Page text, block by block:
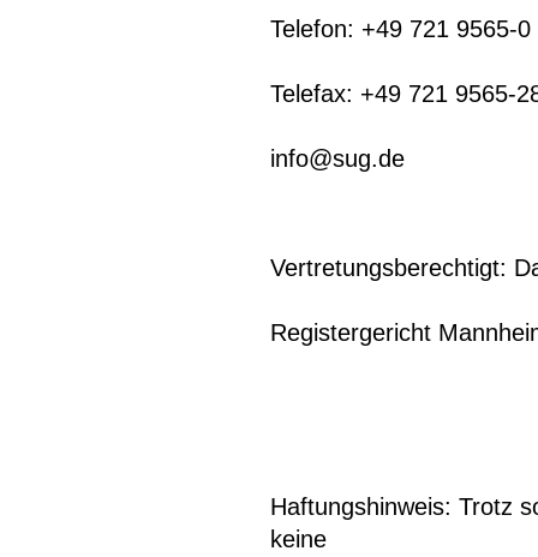
Telefon: +49 721 9565-0
Telefax: +49 721 9565-
info@sug.de
Vertretungsberechtigt:
Registergericht
Haftungshinweis: Trotz
keine